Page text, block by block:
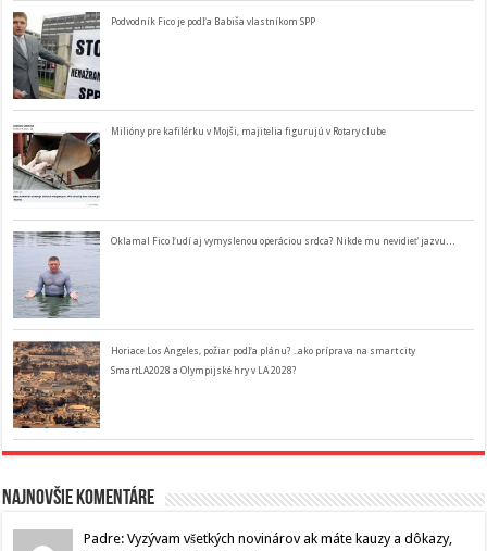
Podvodník Fico je podľa Babiša vlastníkom SPP
Milióny pre kafilérku v Mojši, majitelia figurujú v Rotary clube
Oklamal Fico ľudí aj vymyslenou operáciou srdca? Nikde mu nevidieť jazvu…
Horiace Los Angeles, požiar podľa plánu? ..ako príprava na smart city
SmartLA2028 a Olympijské hry v LA 2028?
Najnovšie komentáre
Padre: Vyzývam všetkých novinárov ak máte kauzy a dôkazy,